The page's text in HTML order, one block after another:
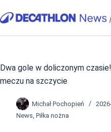
do
Dwa gole w doliczonym
meczu na szczycie
Michał Pochopień
News, Piłka nożna